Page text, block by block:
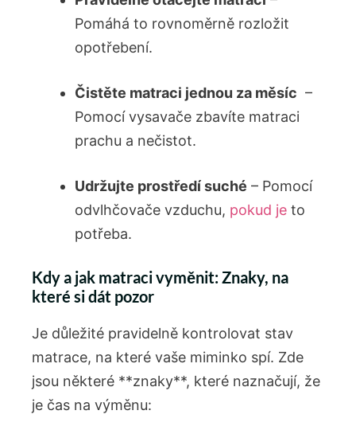
Pomáhá to rovnoměrně rozložit
opotřebení.
Čistěte matraci jednou⁤ za měsíc ⁣ –
Pomocí vysavače zbavíte ​matraci‌
prachu a ​nečistot.
Udržujte prostředí suché – Pomocí ​
odvlhčovače vzduchu, pokud je to
potřeba.
Kdy a⁤ jak matraci vyměnit: Znaky, na‌
které si dát pozor
Je důležité pravidelně kontrolovat⁢ stav
matrace, na které vaše miminko spí. Zde
jsou některé ⁣**znaky**, které naznačují, že
je ‍čas⁢ na⁢ výměnu: